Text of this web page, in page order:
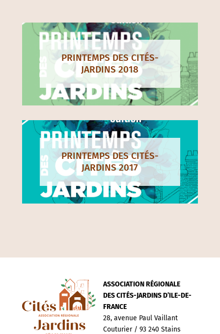
PRINTEMPS DES CITÉS-
JARDINS 2018
PRINTEMPS DES CITÉS-
JARDINS 2017
ASSOCIATION RÉGIONALE
DES CITÉS-JARDINS D’ILE-DE-
FRANCE
28, avenue Paul Vaillant
Couturier / 93 240 Stains